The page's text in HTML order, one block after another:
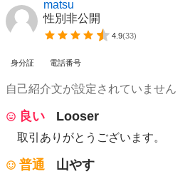
matsu
性別非公開
4.9(33)
身分証 電話番号
自己紹介文が設定されていません
良い Looser
取引ありがとうございます。
普通 山やす